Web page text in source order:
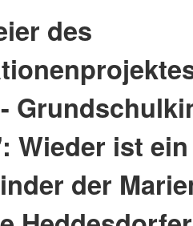
des
Wieder ist
der